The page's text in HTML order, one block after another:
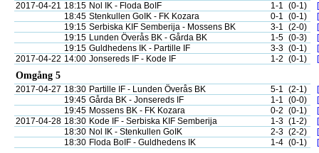
2017-04-21 18:15 Nol IK - Floda BoIF 1-1 (0-1)
18:45 Stenkullen GoIK - FK Kozara 0-1 (0-1)
19:15 Serbiska KIF Semberija - Mossens BK 3-1 (2-0)
19:15 Lunden Överås BK - Gårda BK 1-5 (0-3)
19:15 Guldhedens IK - Partille IF 3-3 (0-1)
2017-04-22 14:00 Jonsereds IF - Kode IF 1-2 (0-1)
Omgång 5
2017-04-27 18:30 Partille IF - Lunden Överås BK 5-1 (2-1)
19:45 Gårda BK - Jonsereds IF 1-1 (0-0)
19:45 Mossens BK - FK Kozara 0-2 (0-1)
2017-04-28 18:30 Kode IF - Serbiska KIF Semberija 1-3 (1-2)
18:30 Nol IK - Stenkullen GoIK 2-3 (2-2)
18:30 Floda BoIF - Guldhedens IK 1-4 (0-1)